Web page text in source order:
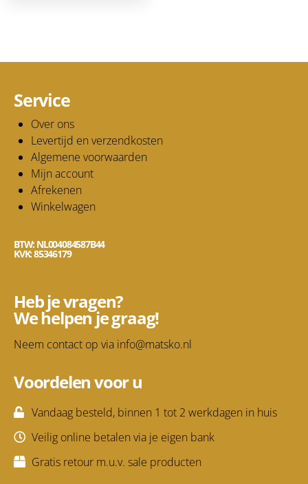
Service
Over ons
Levertijd en verzendkosten
Algemene voorwaarden
Mijn account
Afrekenen
Winkelwagen
BTW: NL004084587B44
KVK: 85346179
Heb je vragen?
We helpen je graag!
Neem contact op via info@matsko.nl
Voordelen voor u
Vandaag besteld, binnen 1 tot 2 werkdagen in huis
Veilig online betalen via je eigen bank
Gratis retour m.u.v. sale producten